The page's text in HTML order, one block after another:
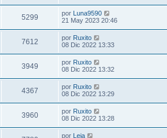
5299 por Luna9590
21 May 2023 20:46
7612 por Ruxito
08 Dic 2022 13:33
3949 por Ruxito
08 Dic 2022 13:32
4367 por Ruxito
08 Dic 2022 13:29
3960 por Ruxito
08 Dic 2022 13:28
por Leia